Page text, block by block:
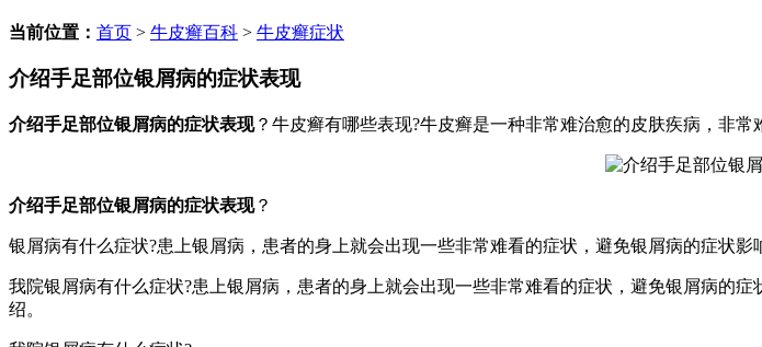
当前位置： 首页 > 牛皮癣百科 > 牛皮癣症状
介绍手足部位银屑病的症状表现
介绍手足部位银屑病的症状表现？牛皮癣有哪些表现?牛皮癣是一种非常难治愈的皮肤疾病，非
介绍手足部位银屑病的症状表现？
银屑病有什么症状?患上银屑病，患者的身上就会出现一些非常难看的症状，避免银屑病的症状
我院银屑病有什么症状?患上银屑病，患者的身上就会出现一些非常难看的症状，避免银屑病的
绍。